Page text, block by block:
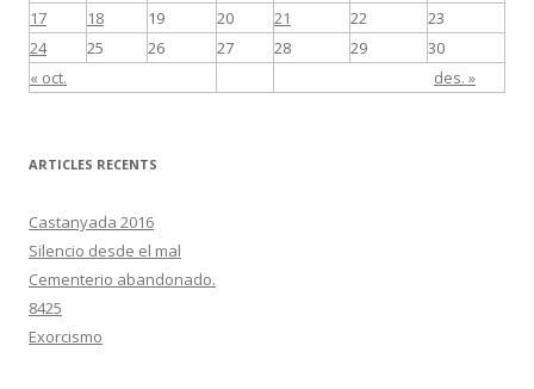
« oct. des. »
17
18 19 20 21 22
23
24
25 26 27 28 29 30
ARTICLES RECENTS
Castanyada 2016
Silencio desde el mal
Cementerio abandonado.
8425
Exorcismo